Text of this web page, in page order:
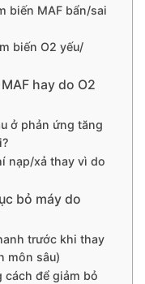
biến MAF bẩn/sai
biến O2 yếu/
hay do O2
ở phản ứng tăng
nạp/xả thay vì do
bỏ máy do
trước khi thay
môn sâu)
cách để giảm bỏ